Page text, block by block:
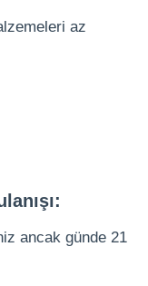
az
ancak günde 21